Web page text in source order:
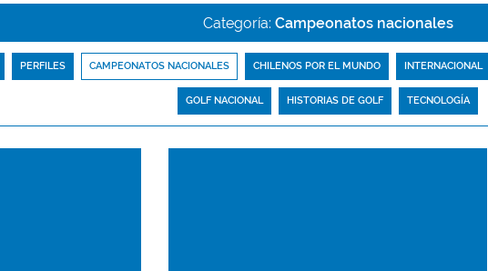
Categoría: Campeonatos nacionales
PERFILES CAMPEONATOS NACIONALES CHILENOS POR EL MUNDO INTERNACIONAL
GOLF NACIONAL HISTORIAS DE GOLF TECNOLOGÍA